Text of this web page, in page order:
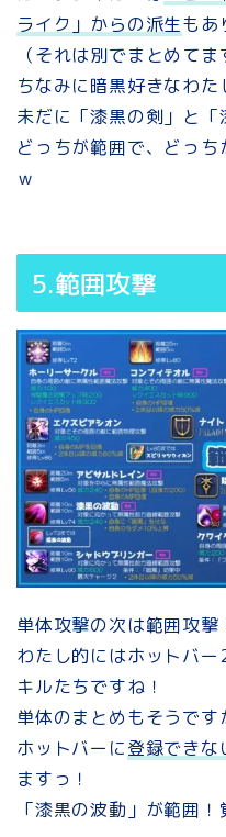
ライク」からの派生もあ
（それは別でまとめて
ちなみに暗黒好きなわた
未だに「漆黒の剣」と
どっちが範囲で、どっ
ｗ
5.範囲攻撃
単体攻撃の次は範囲攻撃
わたし的にはホットバ
キルたちですね！
単体のまとめもそうです
ホットバーに登録できな
ますっ！
「漆黒の波動」が範囲！